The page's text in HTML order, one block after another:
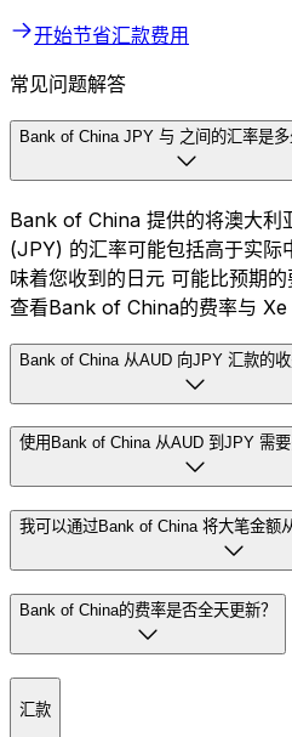
开始节省汇款费用
常见问题解答
Bank of China JPY 与 之间的汇率是
Bank of China 提供的将澳大利
(JPY) 的汇率可能包括高于实际
味着您收到的日元 可能比预期
查看Bank of China的费率与 Xe
Bank of China 从AUD 向JPY 汇款的收
使用Bank of China 从AUD 到JPY 需要
我可以通过Bank of China 将大笔金额
Bank of China的费率是否全天更新？
汇款